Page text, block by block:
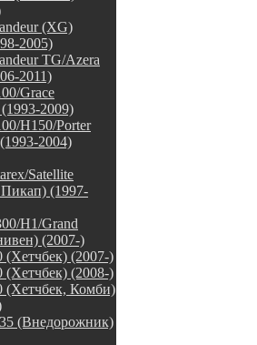
(XG)
2005)
TG/Azera
2011)
Grace
2009)
H150/Porter
2004)
Satellite
(1997-
H1/Grand
(2007-)
(Хетчбек) (2007-)
(Хетчбек) (2008-)
(Хетчбек, Комби)
(Внедорожник)